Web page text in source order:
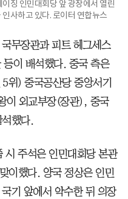
징 인민대회당 앞 광장에서 열린
사하고 있다. 로이터 연합뉴스
무장관과 피트 헤그세스
이 배석했다. 중국 측은
위) 중국공산당 중앙서기
이 외교부장(장관), 중국
했다.
시 주석은 인민대회당 본관
이했다. 양국 정상은 인민
기 앞에서 악수한 뒤 의장